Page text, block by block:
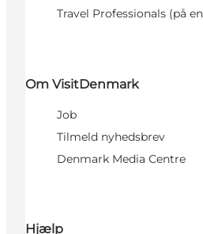
Travel Professionals (på
Om VisitDenmark
Job
Tilmeld nyhedsbrev
Denmark Media Centre
Hjælp